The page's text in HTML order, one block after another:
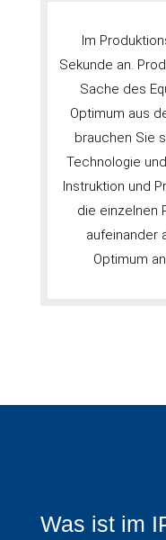
Im
Sekunde an.
Sache des
Optimum aus
brauchen Sie
Technologie
Instruktion und
die einzelnen
aufeinander
Optimum
Was ist im